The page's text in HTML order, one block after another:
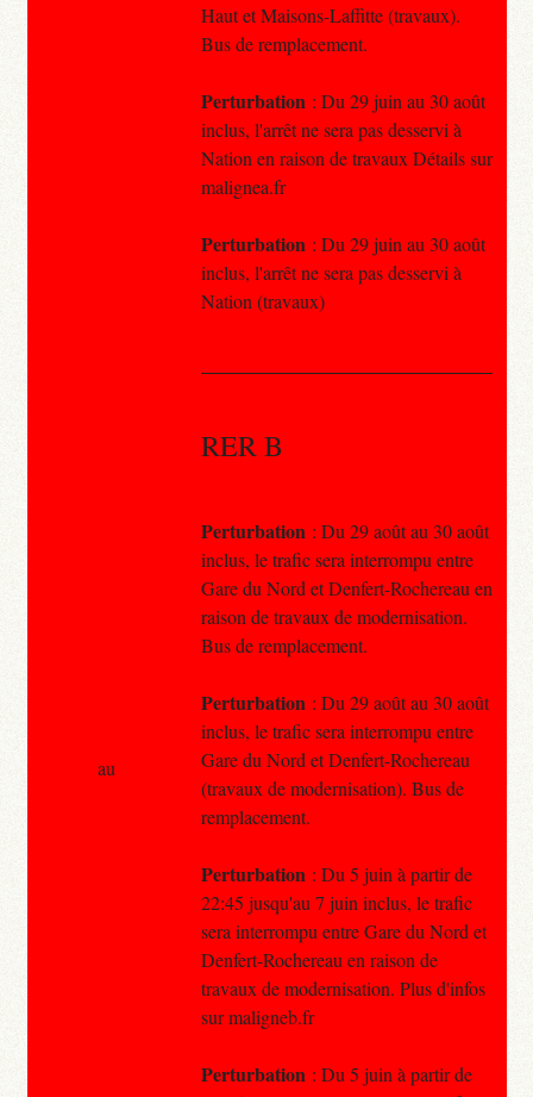
Haut et Maisons-Laffitte (travaux).
Bus de remplacement.
Perturbation : Du 29 juin au 30 août
inclus, l'arrêt ne sera pas desservi à
Nation en raison de travaux Détails sur
malignea.fr
Perturbation : Du 29 juin au 30 août
inclus, l'arrêt ne sera pas desservi à
Nation (travaux)
RER B
Perturbation : Du 29 août au 30 août
inclus, le trafic sera interrompu entre
Gare du Nord et Denfert-Rochereau en
raison de travaux de modernisation.
Bus de remplacement.
Perturbation : Du 29 août au 30 août
inclus, le trafic sera interrompu entre
Gare du Nord et Denfert-Rochereau
(travaux de modernisation). Bus de
remplacement.
Perturbation : Du 5 juin à partir de
22:45 jusqu'au 7 juin inclus, le trafic
sera interrompu entre Gare du Nord et
Denfert-Rochereau en raison de
travaux de modernisation. Plus d'infos
sur maligneb.fr
Perturbation : Du 5 juin à partir de
au